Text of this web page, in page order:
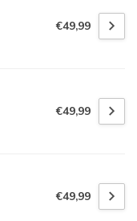
€49,99
€49,99
€49,99